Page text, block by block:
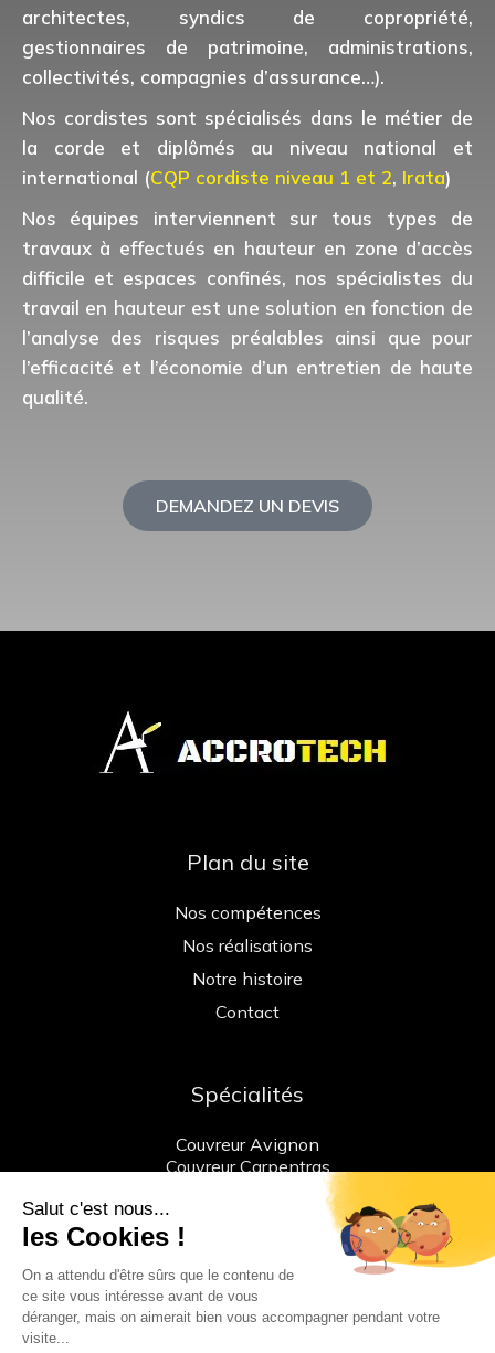
architectes, syndics de copropriété,
gestionnaires de patrimoine, administrations,
collectivités, compagnies d’assurance…).
Nos cordistes sont spécialisés dans le métier de
la corde et diplômés au niveau national et
international (CQP cordiste niveau 1 et 2, Irata)
Nos équipes interviennent sur tous types de
travaux à effectués en hauteur en zone d’accès
difficile et espaces confinés, nos spécialistes du
travail en hauteur est une solution en fonction de
l’analyse des risques préalables ainsi que pour
l’efficacité et l’économie d’un entretien de haute
qualité.
DEMANDEZ UN DEVIS
Plan du site
Nos compétences
Nos réalisations
Notre histoire
Contact
Spécialités
Couvreur Avignon
Couvreur Carpentras
Pose et vérification ligne de vie
Nous contacter
« Tel : +33 (0)7 81 25 95 96